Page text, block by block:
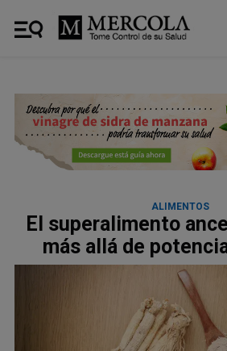
ALIMENTOS
El superalimento
más allá de